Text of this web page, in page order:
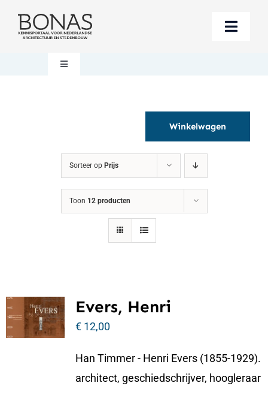
naar
Toggle
Berichten
Steun BONAS
Toggle
Winkelwagen
Sorteer op Prijs
Toon 12 producten
Evers, Henri
€12,00
Han Timmer - Henri Evers (1855-1929).
architect, geschiedschrijver, hoogleraar